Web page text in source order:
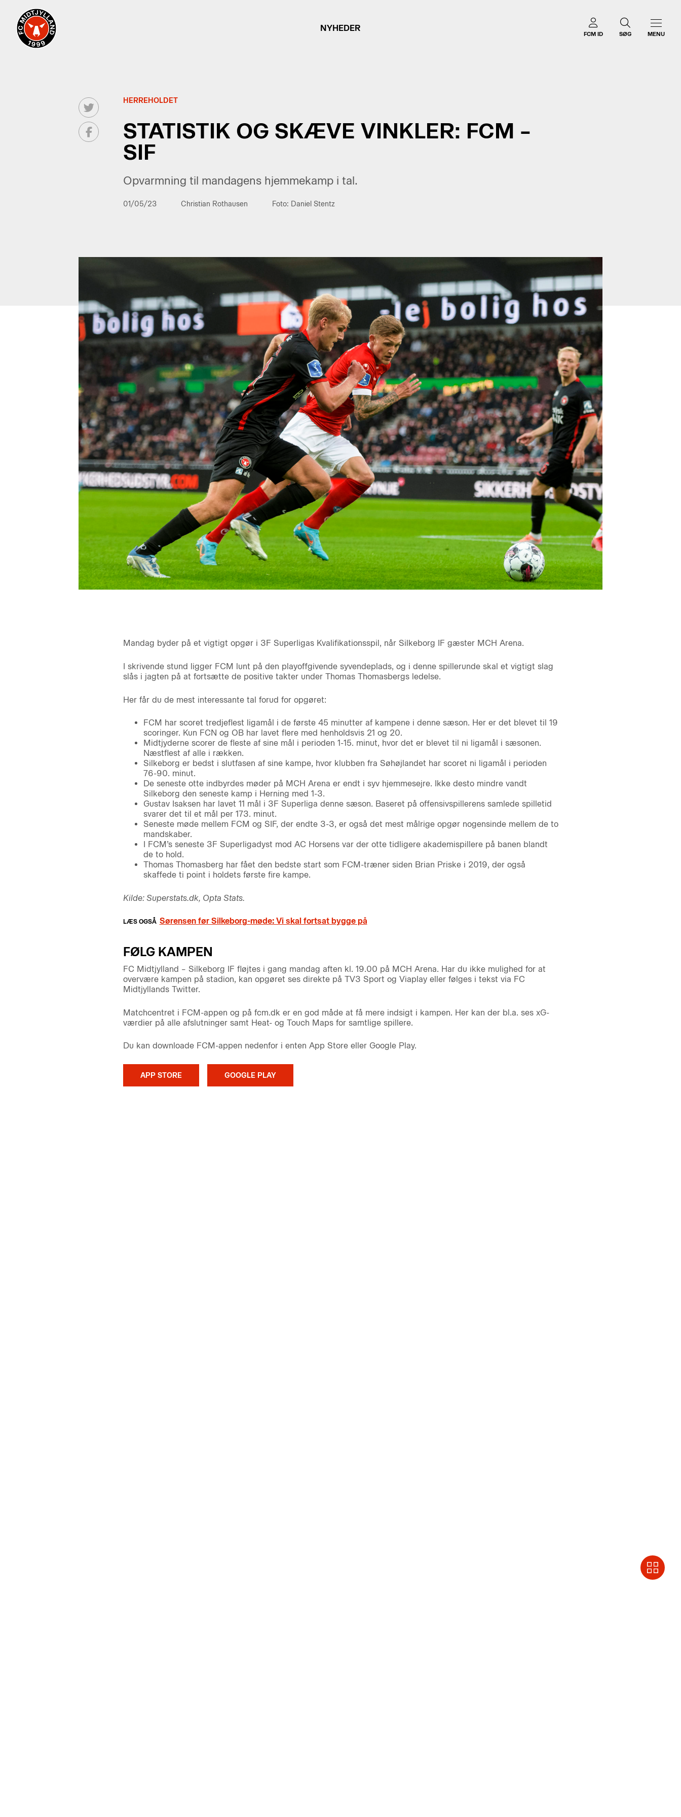
NYHEDER
FCM ID SØG MENU
HERREHOLDET
STATISTIK OG SKÆVE VINKLER: FCM –
SIF
Opvarmning til mandagens hjemmekamp i tal.
01/05/23 Christian Rothausen Foto: Daniel Stentz
Mandag byder på et vigtigt opgør i 3F Superligas Kvalifikationsspil, når Silkeborg IF gæster MCH Arena.
I skrivende stund ligger FCM lunt på den playoffgivende syvendeplads, og i denne spillerunde skal et vigtigt slag
slås i jagten på at fortsætte de positive takter under Thomas Thomasbergs ledelse.
Her får du de mest interessante tal forud for opgøret:
FCM har scoret tredjeflest ligamål i de første 45 minutter af kampene i denne sæson. Her er det blevet til 19
scoringer. Kun FCN og OB har lavet flere med henholdsvis 21 og 20.
Midtjyderne scorer de fleste af sine mål i perioden 1-15. minut, hvor det er blevet til ni ligamål i sæsonen.
Næstflest af alle i rækken.
Silkeborg er bedst i slutfasen af sine kampe, hvor klubben fra Søhøjlandet har scoret ni ligamål i perioden
76-90. minut.
De seneste otte indbyrdes møder på MCH Arena er endt i syv hjemmesejre. Ikke desto mindre vandt
Silkeborg den seneste kamp i Herning med 1-3.
Gustav Isaksen har lavet 11 mål i 3F Superliga denne sæson. Baseret på offensivspillerens samlede spilletid
svarer det til et mål per 173. minut.
Seneste møde mellem FCM og SIF, der endte 3-3, er også det mest målrige opgør nogensinde mellem de to
mandskaber.
I FCM’s seneste 3F Superligadyst mod AC Horsens var der otte tidligere akademispillere på banen blandt
de to hold.
Thomas Thomasberg har fået den bedste start som FCM-træner siden Brian Priske i 2019, der også
skaffede ti point i holdets første fire kampe.
Kilde: Superstats.dk, Opta Stats.
Sørensen før Silkeborg-møde: Vi skal fortsat bygge på
FØLG KAMPEN
FC Midtjylland – Silkeborg IF fløjtes i gang mandag aften kl. 19.00 på MCH Arena. Har du ikke mulighed for at
overvære kampen på stadion, kan opgøret ses direkte på TV3 Sport og Viaplay eller følges i tekst via FC
Midtjyllands Twitter.
Matchcentret i FCM-appen og på fcm.dk er en god måde at få mere indsigt i kampen. Her kan der bl.a. ses xG-
værdier på alle afslutninger samt Heat- og Touch Maps for samtlige spillere.
Du kan downloade FCM-appen nedenfor i enten App Store eller Google Play.
APP STORE GOOGLE PLAY